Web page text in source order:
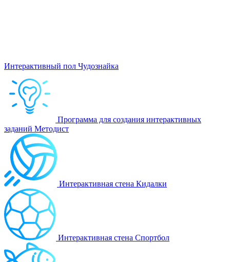
Интерактивный пол Чудознайка
Программа для создания интерактивных
заданий Методист
Интерактивная стена Кидалки
Интерактивная стена Спортбол